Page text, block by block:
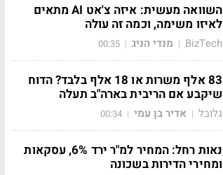
השוואה מעשית: איזה צ'אט AI מתאים
לאיזו משימה, וכמה זה עולה
BizTech
| מנדי הניג |
00:35
83 אלף משרות או 18 אלף בלבד? הדוח
שיקבע אם הריבית בארה"ב תעלה
גלובל | אדיר בן עמי |
00:34
נאות רחל: המחיר למ"ר ירד 6%, עסקאות
ומחירי הדירות בשכונה